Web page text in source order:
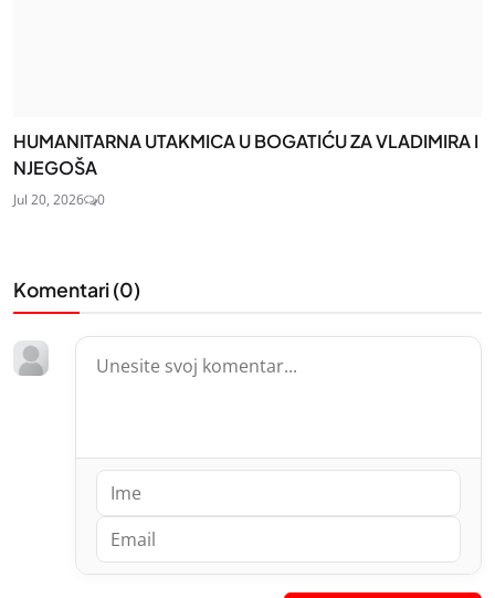
HUMANITARNA UTAKMICA U BOGATIĆU ZA VLADIMIRA I
NJEGOŠA
Jul 20, 2026 0
Komentari (0)